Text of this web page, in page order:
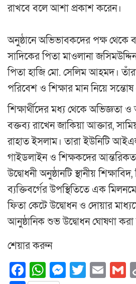
রাখবে বলে আশা প্রকাশ করেন।
অনুষ্ঠানে অভিভাবকদের পক্ষ থেকে
সাদিকের পিতা মাওলানা
পিতা হাজি মো. সেলিম আহমদ। তাঁরা
পরিবেশ ও শিক্ষার মান নিয়ে
​শিক্ষার্থীদের মধ্য থেকে অভিজ্ঞতা
বক্তব্য রাখেন জাকিয়া আক্তার,
রাহাত ইসলাম। তারা ইউনিটি
গাইডলাইন ও শিক্ষকদের
​উদ্বোধনী অনুষ্ঠানটি স্থানীয়
ব্যক্তিবর্গের উপস্থিতিতে এক
ফিতা কেটে উদ্বোধন ও দোয়ার
আনুষ্ঠানিক শুভ উদ্বোধন ঘোষণা করা
শেয়ার করুন
Facebook
WhatsApp
Twitter